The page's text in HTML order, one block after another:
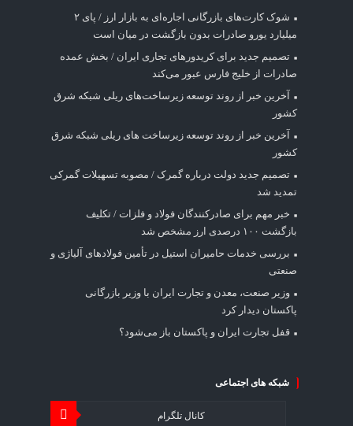
شوک کارت‌های بازرگانی اجاره‌ای به بازار ارز / پای ۲
میلیارد یورو صادرات بدون بازگشت در میان است
تصمیم جدید برای کریدورهای تجاری ایران / بخش عمده
صادرات از خلیج فارس عبور می‌کند
آخرین خبر از روند توسعه زیرساخت‌های ریلی شبکه شرق
کشور
آخرین خبر از روند توسعه زیرساخت های ریلی شبکه شرق
کشور
تصمیم جدید دولت درباره گمرک / مصوبه تسهیلات گمرکی
تمدید شد
خبر مهم برای صادرکنندگان فولاد و فلزات / تکلیف
بازگشت ۱۰۰ درصدی ارز مشخص شد
بررسی خدمات حامیران استیل در تأمین فولادهای آلیاژی و
صنعتی
وزیر صنعت، معدن و تجارت ایران با وزیر بازرگانی
پاکستان دیدار کرد
قفل تجارت ایران و پاکستان باز می‌شود؟
شبکه های اجتماعی
کانال تلگرام